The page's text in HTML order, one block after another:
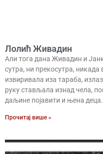
Лолић Живадин
Али тога дана Живадин и
сутра, ни прекосутра, никада
извиривала иза тараба,
руку стављала изнад чела,
даљине појавити и њена деца.
Прочитај више »